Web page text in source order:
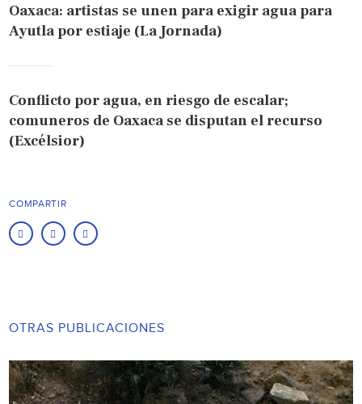
Oaxaca: artistas se unen para exigir agua para
Ayutla por estiaje (La Jornada)
Conflicto por agua, en riesgo de escalar;
comuneros de Oaxaca se disputan el recurso
(Excélsior)
COMPARTIR
OTRAS PUBLICACIONES